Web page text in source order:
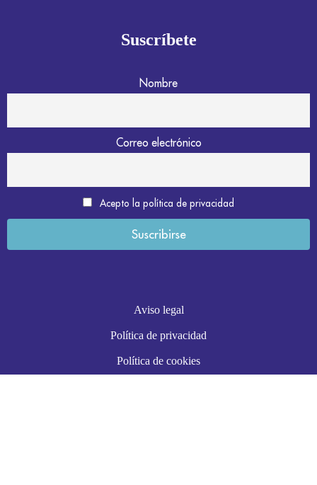
Suscríbete
Nombre
Correo electrónico
Acepto la política de privacidad
Aviso legal
Política de privacidad
Política de cookies